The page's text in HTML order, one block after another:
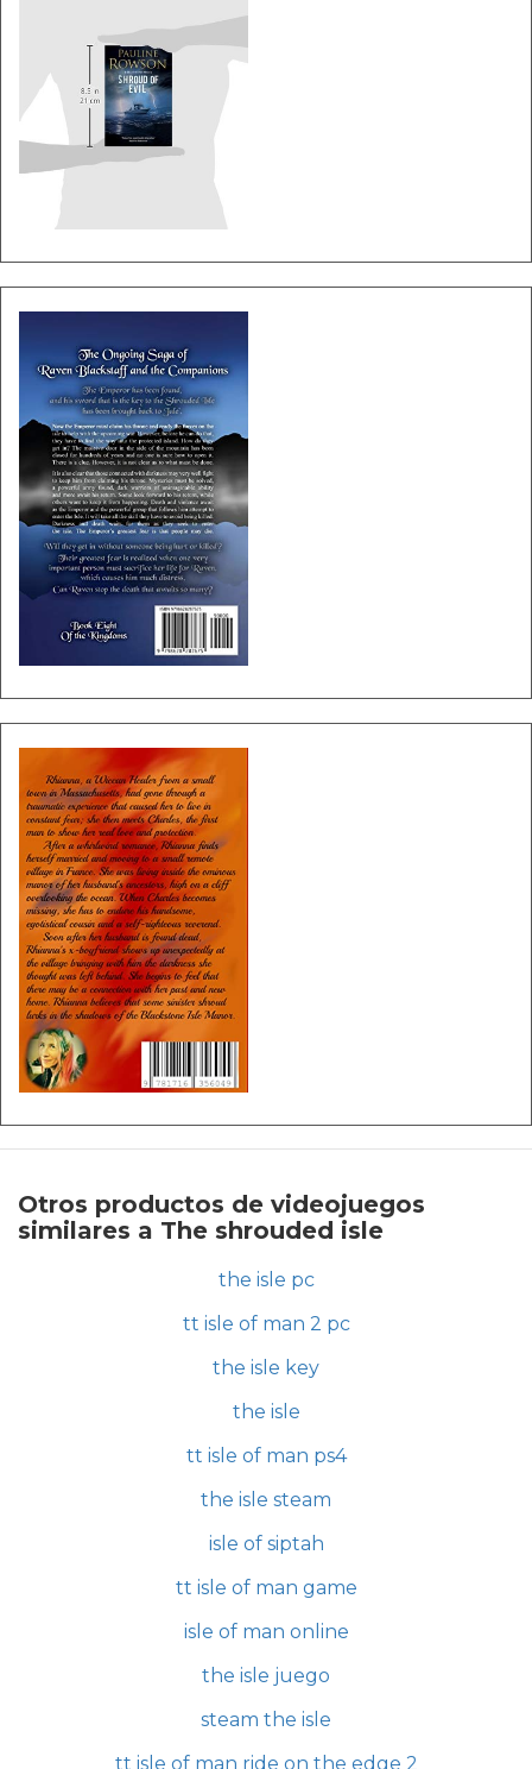
Otros productos de videojuegos
similares a The shrouded isle
the isle pc
tt isle of man 2 pc
the isle key
the isle
tt isle of man ps4
the isle steam
isle of siptah
tt isle of man game
isle of man online
the isle juego
steam the isle
tt isle of man ride on the edge 2